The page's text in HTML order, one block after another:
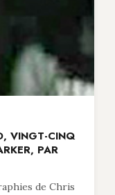
VINGT-CINQ
PAR
de Chris